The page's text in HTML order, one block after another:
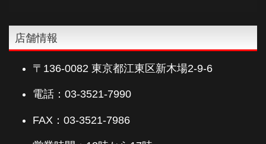
店舗情報
〒136-0082 東京都江東区新木場2-9-6
電話：03-3521-7990
FAX：03-3521-7986